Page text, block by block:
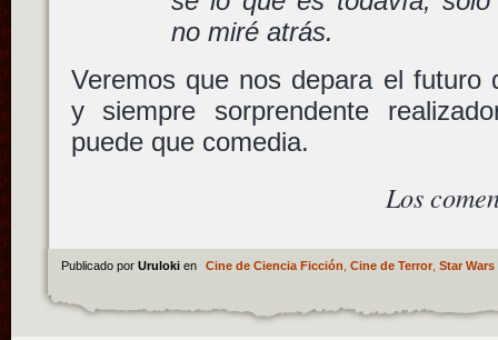
no miré atrás.
Veremos que nos depara el futuro
y siempre sorprendente
puede que comedia.
Los
Publicado por Uruloki en Cine de Ciencia Ficción Cine de Terror, Star Wars